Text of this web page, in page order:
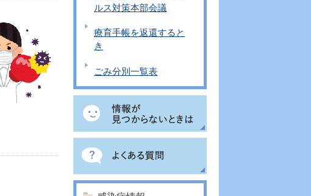
ルス対策本部会議
療育手帳を返還すると
き
ごみ分別一覧表